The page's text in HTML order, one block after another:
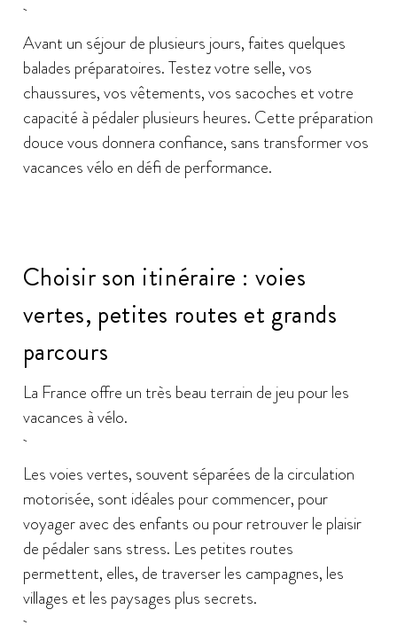
Avant un séjour de plusieurs jours, faites quelques
balades préparatoires. Testez votre selle, vos
chaussures, vos vêtements, vos sacoches et votre
capacité à pédaler plusieurs heures. Cette préparation
douce vous donnera confiance, sans transformer vos
vacances vélo en défi de performance.
Choisir son itinéraire : voies
vertes, petites routes et grands
parcours
La France offre un très beau terrain de jeu pour les
vacances à vélo.
Les voies vertes, souvent séparées de la circulation
motorisée, sont idéales pour commencer, pour
voyager avec des enfants ou pour retrouver le plaisir
de pédaler sans stress. Les petites routes
permettent, elles, de traverser les campagnes, les
villages et les paysages plus secrets.